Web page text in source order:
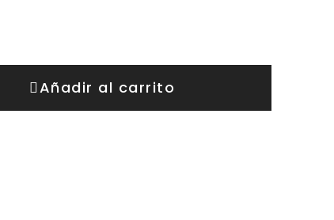
Añadir al carrito